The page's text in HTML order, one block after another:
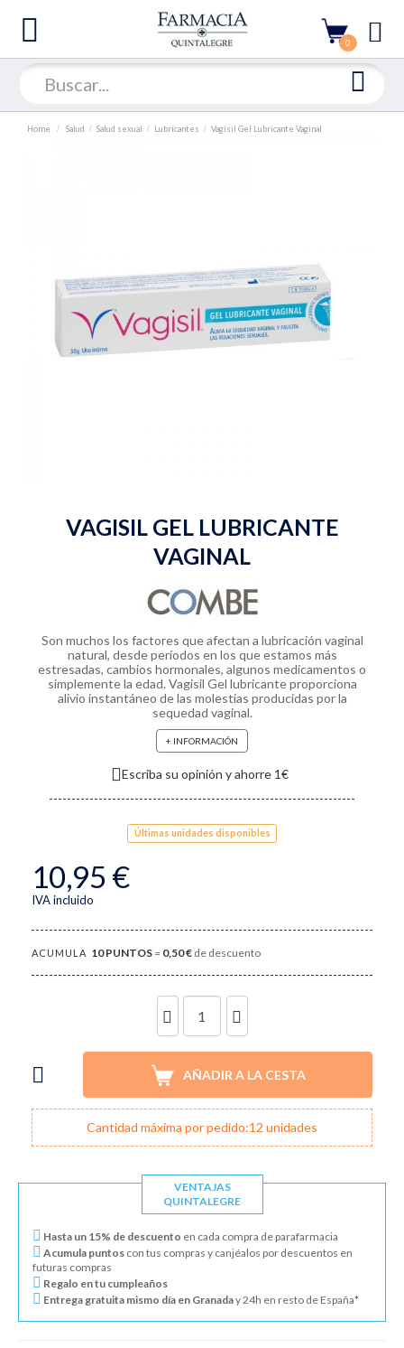
0
Home Salud Salud sexual Lubricantes Vagisil Gel Lubricante Vaginal
VAGISIL GEL LUBRICANTE
VAGINAL
Son muchos los factores que afectan a lubricación vaginal
natural, desde períodos en los que estamos más
estresadas, cambios hormonales, algunos medicamentos o
simplemente la edad. Vagisil Gel lubricante proporciona
alivio instantáneo de las molestias producidas por la
sequedad vaginal.
+ INFORMACIÓN
Escriba su opinión y ahorre 1€
Últimas unidades disponibles
10,95 €
IVA incluido
ACUMULA 10PUNTOS = 0,50 € de descuento
UNIDADES
AÑADIR A LA CESTA
Cantidad máxima por pedido:12 unidades
VENTAJAS
QUINTALEGRE
Hasta un 15% de descuento en cada compra de parafarmacia
Acumula puntos con tus compras y canjéalos por descuentos en
futuras compras
Regalo en tu cumpleaños
Entrega gratuita mismo día en Granaday 24h en resto de España*